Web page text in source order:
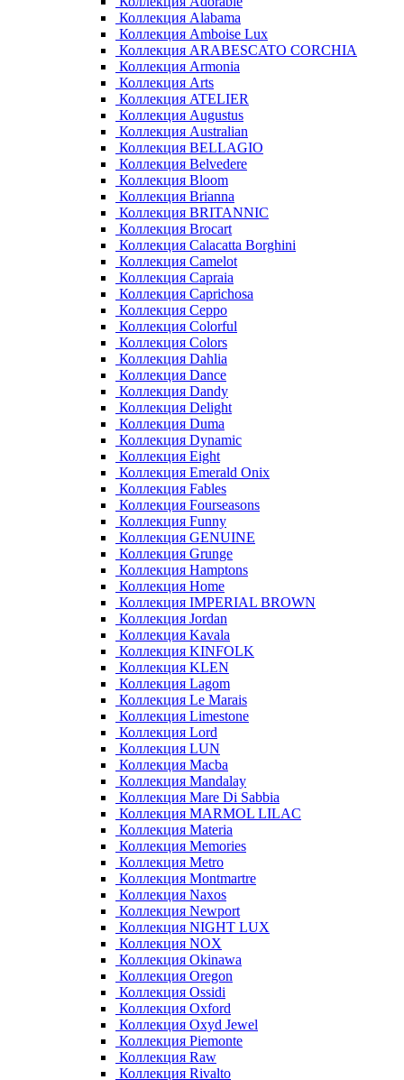
Коллекция Alabama
Коллекция Amboise Lux
Коллекция ARABESCATO CORCHIA
Коллекция Armonia
Коллекция Arts
Коллекция ATELIER
Коллекция Augustus
Коллекция Australian
Коллекция BELLAGIO
Коллекция Belvedere
Коллекция Bloom
Коллекция Brianna
Коллекция BRITANNIC
Коллекция Brocart
Коллекция Calacatta Borghini
Коллекция Camelot
Коллекция Capraia
Коллекция Caprichosa
Коллекция Ceppo
Коллекция Colorful
Коллекция Colors
Коллекция Dahlia
Коллекция Dance
Коллекция Dandy
Коллекция Delight
Коллекция Duma
Коллекция Dynamic
Коллекция Eight
Коллекция Emerald Onix
Коллекция Fables
Коллекция Fourseasons
Коллекция Funny
Коллекция GENUINE
Коллекция Grunge
Коллекция Hamptons
Коллекция Home
Коллекция IMPERIAL BROWN
Коллекция Jordan
Коллекция Kavala
Коллекция KINFOLK
Коллекция KLEN
Коллекция Lagom
Коллекция Le Marais
Коллекция Limestone
Коллекция Lord
Коллекция LUN
Коллекция Macba
Коллекция Mandalay
Коллекция Mare Di Sabbia
Коллекция MARMOL LILAC
Коллекция Materia
Коллекция Memories
Коллекция Metro
Коллекция Montmartre
Коллекция Naxos
Коллекция Newport
Коллекция NIGHT LUX
Коллекция NOX
Коллекция Okinawa
Коллекция Oregon
Коллекция Ossidi
Коллекция Oxford
Коллекция Oxyd Jewel
Коллекция Piemonte
Коллекция Raw
Коллекция Rivalto